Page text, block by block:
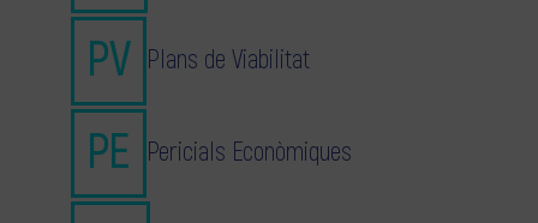
Plans de Viabilitat
Pericials Econòmiques